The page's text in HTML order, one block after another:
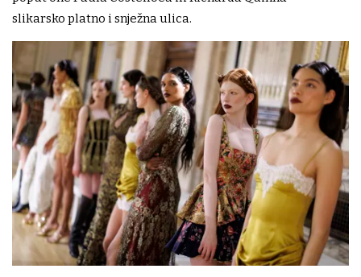
slikarsko platno i snježna ulica.